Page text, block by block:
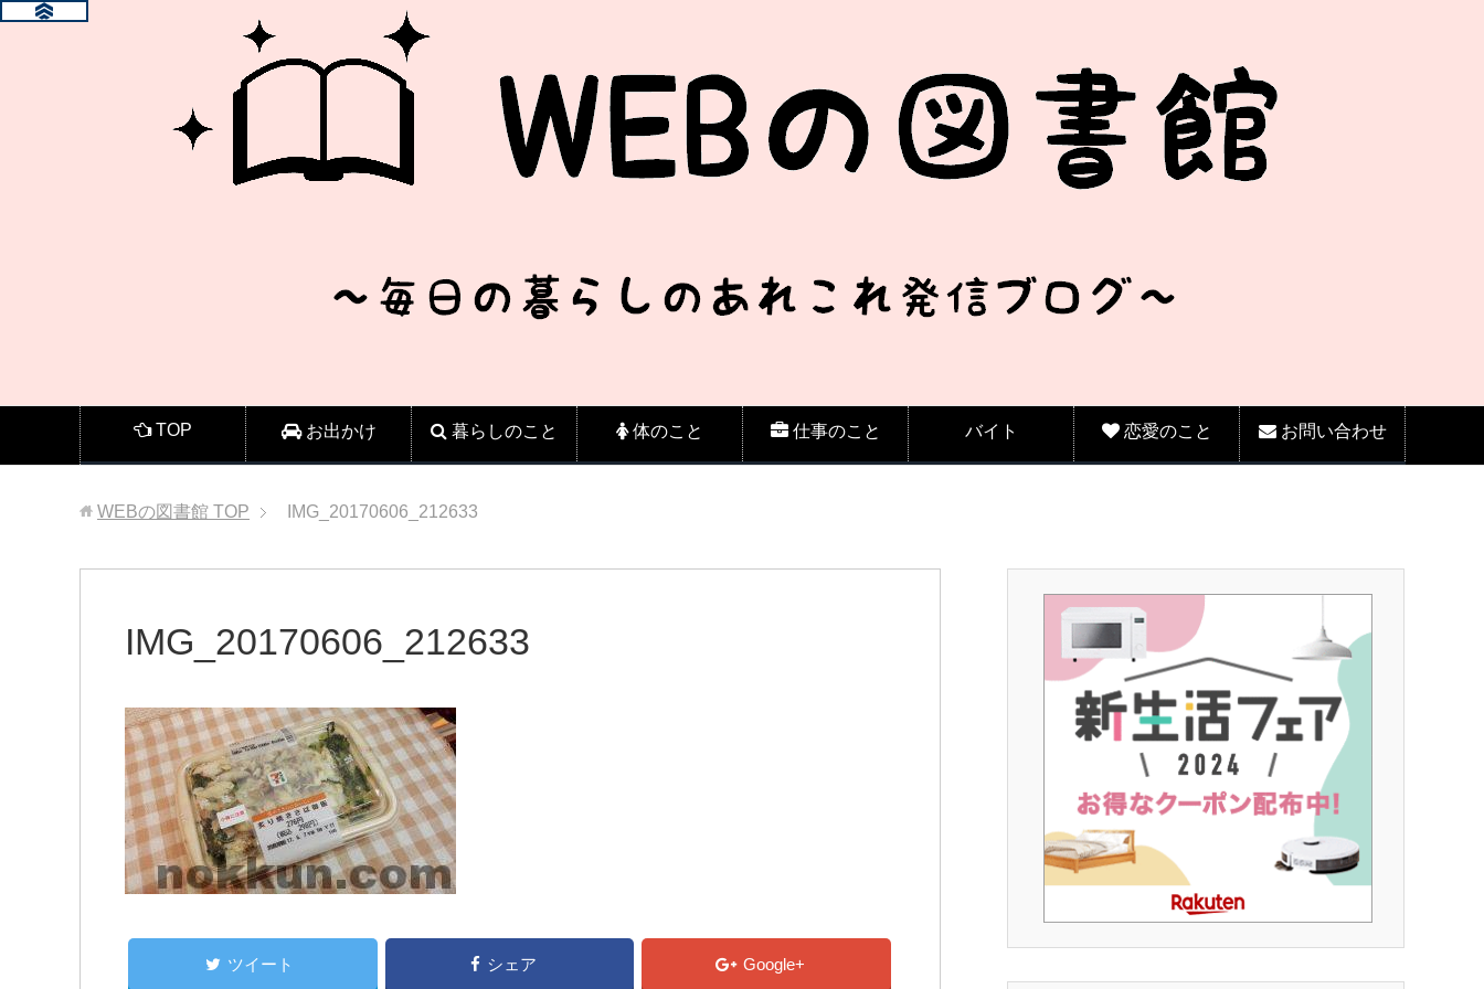
TOP お出かけ 暮らしのこと 体のこと 仕事のこと バイト 恋愛のこと お問い合わせ
WEBの図書館 TOP IMG_20170606_212633
IMG_20170606_212633
ツイート シェア Google+